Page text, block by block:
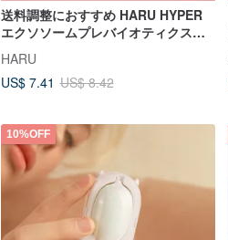
送料調整におすすめ HARU HYPER
エクソソームプレバイオティクスエ
モーショナル潤滑剤 トゥルーラベン
ダー 130ml
HARU
US$ 7.41 US$ 8.42
10%OFF